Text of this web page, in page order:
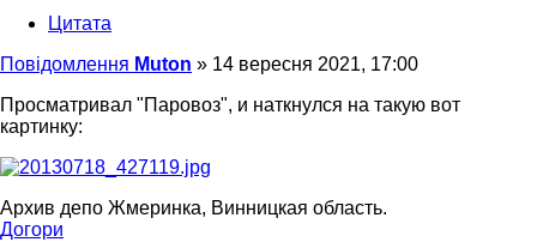
Цитата
Повідомлення Muton » 14 вересня 2021, 17:00
Просматривал "Паровоз", и наткнулся на такую вот
картинку:
Архив депо Жмеринка, Винницкая область.
Догори